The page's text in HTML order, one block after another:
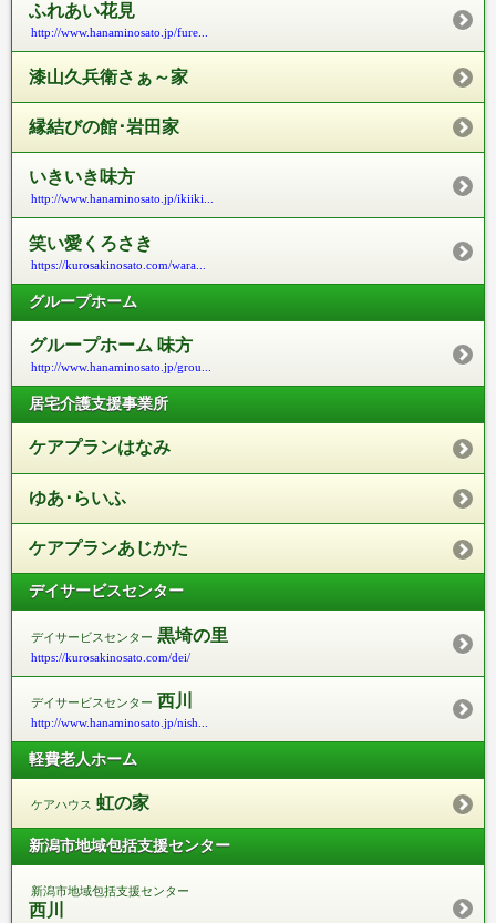
ふれあい花見
http://www.hanaminosato.jp/fure...
漆山久兵衛さぁ～家
縁結びの館･岩田家
いきいき味方
http://www.hanaminosato.jp/ikiiki...
笑い愛くろさき
https://kurosakinosato.com/wara...
グループホーム
グループホーム 味方
http://www.hanaminosato.jp/grou...
居宅介護支援事業所
ケアプランはなみ
ゆあ･らいふ
ケアプランあじかた
デイサービスセンター
デイサービスセンター 黒埼の里
https://kurosakinosato.com/dei/
デイサービスセンター 西川
http://www.hanaminosato.jp/nish...
軽費老人ホーム
ケアハウス 虹の家
新潟市地域包括支援センター
新潟市地域包括支援センター
西川